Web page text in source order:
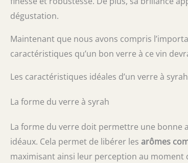
dégustation.
Maintenant que nous avons compris
caractéristiques qu’un bon verre à ce vin
Les caractéristiques idéales d’un verre à syrah
La forme du verre à syrah
La forme du verre doit permettre une bonne
idéaux. Cela permet de libérer les arômes
maximisant ainsi leur perception au moment